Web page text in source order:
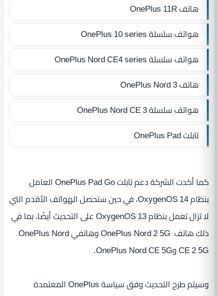
هاتف OnePlus 11R
هواتف سلسلة OnePlus 10 series
هواتف سلسلة OnePlus Nord CE4 series
هاتف OnePlus Nord 3
هواتف سلسلة OnePlus Nord CE 3
تابلت OnePlus Pad
كما أكدت الشركة دعم تابلت OnePlus Pad Go العامل
بنظام OxygenOS 14، في حين ستحصل الهواتف الأقدم التي
لا تزال تعمل بنظام OxygenOS 13 على التحديث أيضًا، بما في
ذلك هاتف OnePlus Nord 2 5G وهاتفي OnePlus Nord
CE 2 5G وOnePlus Nord CE 5G.
وسيتم طرح التحديث وفق سياسة OnePlus المعتمدة